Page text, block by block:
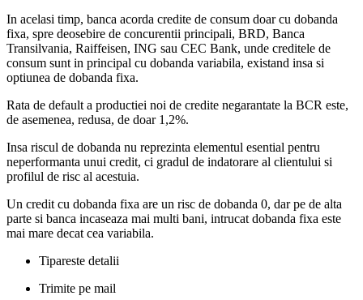
In acelasi timp, banca acorda credite de consum doar cu dobanda
fixa, spre deosebire de concurentii principali, BRD, Banca
Transilvania, Raiffeisen, ING sau CEC Bank, unde creditele de
consum sunt in principal cu dobanda variabila, existand insa si
optiunea de dobanda fixa.
Rata de default a productiei noi de credite negarantate la BCR este,
de asemenea, redusa, de doar 1,2%.
Insa riscul de dobanda nu reprezinta elementul esential pentru
neperformanta unui credit, ci gradul de indatorare al clientului si
profilul de risc al acestuia.
Un credit cu dobanda fixa are un risc de dobanda 0, dar pe de alta
parte si banca incaseaza mai multi bani, intrucat dobanda fixa este
mai mare decat cea variabila.
Tipareste detalii
Trimite pe mail